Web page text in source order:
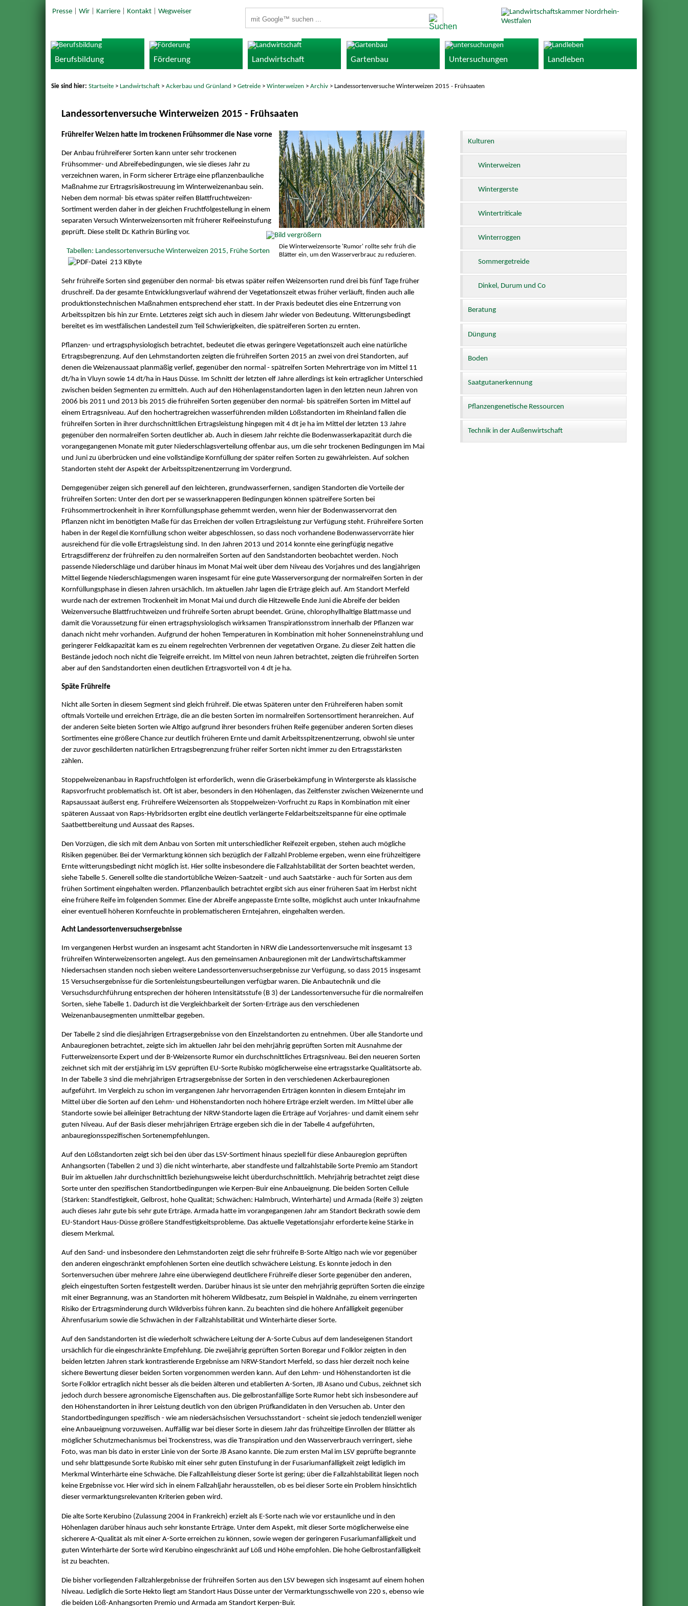
Presse| Wir| Karriere| Kontakt| Wegweiser
Berufsbildung Förderung Landwirtschaft Gartenbau Untersuchungen Landleben
Sie sind hier:Startseite >Landwirtschaft >Ackerbau und Grünland >Getreide >Winterweizen >Archiv > Landessortenversuche Winterweizen 2015 - Frühsaaten
Landessortenversuche Winterweizen 2015 - Frühsaaten
Die Winterweizensorte 'Rumor' rollte sehr früh die
Blätter ein, um den Wasserverbrauc zu reduzieren.
Frühreifer Weizen hatte im trockenen Frühsommer die Nase vorne
Der Anbau frühreiferer Sorten kann unter sehr trockenen
Frühsommer- und Abreifebedingungen, wie sie dieses Jahr zu
verzeichnen waren, in Form sicherer Erträge eine pflanzenbauliche
Maßnahme zur Ertragsrisikostreuung im Winterweizenanbau sein.
Neben dem normal- bis etwas später reifen Blattfruchtweizen-
Sortiment werden daher in der gleichen Fruchtfolgestellung in einem
separaten Versuch Winterweizensorten mit früherer Reifeeinstufung
geprüft. Diese stellt Dr. Kathrin Bürling vor.
Tabellen: Landessortenversuche Winterweizen 2015, Frühe Sorten
213 KByte
Sehr frühreife Sorten sind gegenüber den normal- bis etwas später reifen Weizensorten rund drei bis fünf Tage früher
druschreif. Da der gesamte Entwicklungsverlauf während der Vegetationszeit etwas früher verläuft, finden auch alle
produktionstechnischen Maßnahmen entsprechend eher statt. In der Praxis bedeutet dies eine Entzerrung von
Arbeitsspitzen bis hin zur Ernte. Letzteres zeigt sich auch in diesem Jahr wieder von Bedeutung. Witterungsbedingt
bereitet es im westfälischen Landesteil zum Teil Schwierigkeiten, die spätreiferen Sorten zu ernten.
Pflanzen- und ertragsphysiologisch betrachtet, bedeutet die etwas geringere Vegetationszeit auch eine natürliche
Ertragsbegrenzung. Auf den Lehmstandorten zeigten die frühreifen Sorten 2015 an zwei von drei Standorten, auf
denen die Weizenaussaat planmäßig verlief, gegenüber den normal - spätreifen Sorten Mehrerträge von im Mittel 11
dt/ha in Vluyn sowie 14 dt/ha in Haus Düsse. Im Schnitt der letzten elf Jahre allerdings ist kein ertraglicher Unterschied
zwischen beiden Segmenten zu ermitteln. Auch auf den Höhenlagenstandorten lagen in den letzten neun Jahren von
2006 bis 2011 und 2013 bis 2015 die frühreifen Sorten gegenüber den normal- bis spätreifen Sorten im Mittel auf
einem Ertragsniveau. Auf den hochertragreichen wasserführenden milden Lößstandorten im Rheinland fallen die
frühreifen Sorten in ihrer durchschnittlichen Ertragsleistung hingegen mit 4 dt je ha im Mittel der letzten 13 Jahre
gegenüber den normalreifen Sorten deutlicher ab. Auch in diesem Jahr reichte die Bodenwasserkapazität durch die
vorangegangenen Monate mit guter Niederschlagsverteilung offenbar aus, um die sehr trockenen Bedingungen im Mai
und Juni zu überbrücken und eine vollständige Kornfüllung der später reifen Sorten zu gewährleisten. Auf solchen
Standorten steht der Aspekt der Arbeitsspitzenentzerrung im Vordergrund.
Demgegenüber zeigen sich generell auf den leichteren, grundwasserfernen, sandigen Standorten die Vorteile der
frühreifen Sorten: Unter den dort per se wasserknapperen Bedingungen können spätreifere Sorten bei
Frühsommertrockenheit in ihrer Kornfüllungsphase gehemmt werden, wenn hier der Bodenwasservorrat den
Pflanzen nicht im benötigten Maße für das Erreichen der vollen Ertragsleistung zur Verfügung steht. Frühreifere Sorten
haben in der Regel die Kornfüllung schon weiter abgeschlossen, so dass noch vorhandene Bodenwasservorräte hier
ausreichend für die volle Ertragsleistung sind. In den Jahren 2013 und 2014 konnte eine geringfügig negative
Ertragsdifferenz der frühreifen zu den normalreifen Sorten auf den Sandstandorten beobachtet werden. Noch
passende Niederschläge und darüber hinaus im Monat Mai weit über dem Niveau des Vorjahres und des langjährigen
Mittel liegende Niederschlagsmengen waren insgesamt für eine gute Wasserversorgung der normalreifen Sorten in der
Kornfüllungsphase in diesen Jahren ursächlich. Im aktuellen Jahr lagen die Erträge gleich auf. Am Standort Merfeld
wurde nach der extremen Trockenheit im Monat Mai und durch die Hitzewelle Ende Juni die Abreife der beiden
Weizenversuche Blattfruchtweizen und frühreife Sorten abrupt beendet. Grüne, chlorophyllhaltige Blattmasse und
damit die Voraussetzung für einen ertragsphysiologisch wirksamen Transpirationsstrom innerhalb der Pflanzen war
danach nicht mehr vorhanden. Aufgrund der hohen Temperaturen in Kombination mit hoher Sonneneinstrahlung und
geringerer Feldkapazität kam es zu einem regelrechten Verbrennen der vegetativen Organe. Zu dieser Zeit hatten die
Bestände jedoch noch nicht die Teigreife erreicht. Im Mittel von neun Jahren betrachtet, zeigten die frühreifen Sorten
aber auf den Sandstandorten einen deutlichen Ertragsvorteil von 4 dt je ha.
Späte Frühreife
Nicht alle Sorten in diesem Segment sind gleich frühreif. Die etwas Späteren unter den Frühreiferen haben somit
oftmals Vorteile und erreichen Erträge, die an die besten Sorten im normalreifen Sortensortiment heranreichen. Auf
der anderen Seite bieten Sorten wie Altigo aufgrund ihrer besonders frühen Reife gegenüber anderen Sorten dieses
Sortimentes eine größere Chance zur deutlich früheren Ernte und damit Arbeitsspitzenentzerrung, obwohl sie unter
der zuvor geschilderten natürlichen Ertragsbegrenzung früher reifer Sorten nicht immer zu den Ertragsstärksten
zählen.
Stoppelweizenanbau in Rapsfruchtfolgen ist erforderlich, wenn die Gräserbekämpfung in Wintergerste als klassische
Rapsvorfrucht problematisch ist. Oft ist aber, besonders in den Höhenlagen, das Zeitfenster zwischen Weizenernte und
Rapsaussaat äußerst eng. Frühreifere Weizensorten als Stoppelweizen-Vorfrucht zu Raps in Kombination mit einer
späteren Aussaat von Raps-Hybridsorten ergibt eine deutlich verlängerte Feldarbeitszeitspanne für eine optimale
Saatbettbereitung und Aussaat des Rapses.
Den Vorzügen, die sich mit dem Anbau von Sorten mit unterschiedlicher Reifezeit ergeben, stehen auch mögliche
Risiken gegenüber. Bei der Vermarktung können sich bezüglich der Fallzahl Probleme ergeben, wenn eine frühzeitigere
Ernte witterungsbedingt nicht möglich ist. Hier sollte insbesondere die Fallzahlstabilität der Sorten beachtet werden,
siehe Tabelle 5. Generell sollte die standortübliche Weizen-Saatzeit - und auch Saatstärke - auch für Sorten aus dem
frühen Sortiment eingehalten werden. Pflanzenbaulich betrachtet ergibt sich aus einer früheren Saat im Herbst nicht
eine frühere Reife im folgenden Sommer. Eine der Abreife angepasste Ernte sollte, möglichst auch unter Inkaufnahme
einer eventuell höheren Kornfeuchte in problematischeren Erntejahren, eingehalten werden.
Acht Landessortenversuchsergebnisse
Im vergangenen Herbst wurden an insgesamt acht Standorten in NRW die Landessortenversuche mit insgesamt 13
frühreifen Winterweizensorten angelegt. Aus den gemeinsamen Anbauregionen mit der Landwirtschaftskammer
Niedersachsen standen noch sieben weitere Landessortenversuchsergebnisse zur Verfügung, so dass 2015 insgesamt
15 Versuchsergebnisse für die Sortenleistungsbeurteilungen verfügbar waren. Die Anbautechnik und die
Versuchsdurchführung entsprechen der höheren Intensitätsstufe (B 3) der Landessortenversuche für die normalreifen
Sorten, siehe Tabelle 1. Dadurch ist die Vergleichbarkeit der Sorten-Erträge aus den verschiedenen
Weizenanbausegmenten unmittelbar gegeben.
Der Tabelle 2 sind die diesjährigen Ertragsergebnisse von den Einzelstandorten zu entnehmen. Über alle Standorte und
Anbauregionen betrachtet, zeigte sich im aktuellen Jahr bei den mehrjährig geprüften Sorten mit Ausnahme der
Futterweizensorte Expert und der B-Weizensorte Rumor ein durchschnittliches Ertragsniveau. Bei den neueren Sorten
zeichnet sich mit der erstjährig im LSV geprüften EU-Sorte Rubisko möglicherweise eine ertragsstarke Qualitätsorte ab.
In der Tabelle 3 sind die mehrjährigen Ertragsergebnisse der Sorten in den verschiedenen Ackerbauregionen
aufgeführt. Im Vergleich zu schon im vergangenen Jahr hervorragenden Erträgen konnten in diesem Erntejahr im
Mittel über die Sorten auf den Lehm- und Höhenstandorten noch höhere Erträge erzielt werden. Im Mittel über alle
Standorte sowie bei alleiniger Betrachtung der NRW-Standorte lagen die Erträge auf Vorjahres- und damit einem sehr
guten Niveau. Auf der Basis dieser mehrjährigen Erträge ergeben sich die in der Tabelle 4 aufgeführten,
anbauregionsspezifischen Sortenempfehlungen.
Auf den Lößstandorten zeigt sich bei den über das LSV-Sortiment hinaus speziell für diese Anbauregion geprüften
Anhangsorten (Tabellen 2 und 3) die nicht winterharte, aber standfeste und fallzahlstabile Sorte Premio am Standort
Buir im aktuellen Jahr durchschnittlich beziehungsweise leicht überdurchschnittlich. Mehrjährig betrachtet zeigt diese
Sorte unter den spezifischen Standortbedingungen wie Kerpen-Buir eine Anbaueignung. Die beiden Sorten Cellule
(Stärken: Standfestigkeit, Gelbrost, hohe Qualität; Schwächen: Halmbruch, Winterhärte) und Armada (Reife 3) zeigten
auch dieses Jahr gute bis sehr gute Erträge. Armada hatte im vorangegangenen Jahr am Standort Beckrath sowie dem
EU-Standort Haus-Düsse größere Standfestigkeitsprobleme. Das aktuelle Vegetationsjahr erforderte keine Stärke in
diesem Merkmal.
Auf den Sand- und insbesondere den Lehmstandorten zeigt die sehr frühreife B-Sorte Altigo nach wie vor gegenüber
den anderen eingeschränkt empfohlenen Sorten eine deutlich schwächere Leistung. Es konnte jedoch in den
Sortenversuchen über mehrere Jahre eine überwiegend deutlichere Frühreife dieser Sorte gegenüber den anderen,
gleich eingestuften Sorten festgestellt werden. Darüber hinaus ist sie unter den mehrjährig geprüften Sorten die einzige
mit einer Begrannung, was an Standorten mit höherem Wildbesatz, zum Beispiel in Waldnähe, zu einem verringerten
Risiko der Ertragsminderung durch Wildverbiss führen kann. Zu beachten sind die höhere Anfälligkeit gegenüber
Ährenfusarium sowie die Schwächen in der Fallzahlstabilität und Winterhärte dieser Sorte.
Auf den Sandstandorten ist die wiederholt schwächere Leitung der A-Sorte Cubus auf dem landeseigenen Standort
ursächlich für die eingeschränkte Empfehlung. Die zweijährig geprüften Sorten Boregar und Folklor zeigten in den
beiden letzten Jahren stark kontrastierende Ergebnisse am NRW-Standort Merfeld, so dass hier derzeit noch keine
sichere Bewertung dieser beiden Sorten vorgenommen werden kann. Auf den Lehm- und Höhenstandorten ist die
Sorte Folklor ertraglich nicht besser als die beiden älteren und etablierten A-Sorten, JB Asano und Cubus, zeichnet sich
jedoch durch bessere agronomische Eigenschaften aus. Die gelbrostanfällige Sorte Rumor hebt sich insbesondere auf
den Höhenstandorten in ihrer Leistung deutlich von den übrigen Prüfkandidaten in den Versuchen ab. Unter den
Standortbedingungen spezifisch - wie am niedersächsischen Versuchsstandort - scheint sie jedoch tendenziell weniger
eine Anbaueignung vorzuweisen. Auffällig war bei dieser Sorte in diesem Jahr das frühzeitige Einrollen der Blätter als
möglicher Schutzmechanismus bei Trockenstress, was die Transpiration und den Wasserverbrauch verringert, siehe
Foto, was man bis dato in erster Linie von der Sorte JB Asano kannte. Die zum ersten Mal im LSV geprüfte begrannte
und sehr blattgesunde Sorte Rubisko mit einer sehr guten Einstufung in der Fusariumanfälligkeit zeigt lediglich im
Merkmal Winterhärte eine Schwäche. Die Fallzahlleistung dieser Sorte ist gering; über die Fallzahlstabilität liegen noch
keine Ergebnisse vor. Hier wird sich in einem Fallzahljahr herausstellen, ob es bei dieser Sorte ein Problem hinsichtlich
dieser vermarktungsrelevanten Kriterien geben wird.
Die alte Sorte Kerubino (Zulassung 2004 in Frankreich) erzielt als E-Sorte nach wie vor erstaunliche und in den
Höhenlagen darüber hinaus auch sehr konstante Erträge. Unter dem Aspekt, mit dieser Sorte möglicherweise eine
sicherere A-Qualität als mit einer A-Sorte erreichen zu können, sowie wegen der geringeren Fusariumanfälligkeit und
guten Winterhärte der Sorte wird Kerubino eingeschränkt auf Löß und Höhe empfohlen. Die hohe Gelbrostanfälligkeit
ist zu beachten.
Die bisher vorliegenden Fallzahlergebnisse der frühreifen Sorten aus den LSV bewegen sich insgesamt auf einem hohen
Niveau. Lediglich die Sorte Hekto liegt am Standort Haus Düsse unter der Vermarktungsschwelle von 220 s, ebenso wie
die beiden Löß-Anhangsorten Premio und Armada am Standort Kerpen-Buir.
Kulturen
Winterweizen
Wintergerste
Wintertriticale
Winterroggen
Sommergetreide
Dinkel, Durum und Co
Beratung
Düngung
Boden
Saatgutanerkennung
Pflanzengenetische Ressourcen
Technik in der Außenwirtschaft